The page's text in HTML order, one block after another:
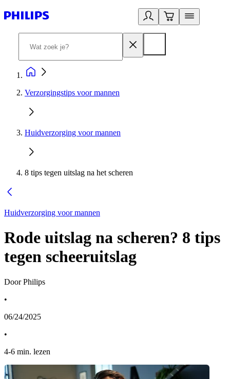
Verzorgingstips voor mannen
Huidverzorging voor mannen
8 tips tegen uitslag na het scheren
Huidverzorging voor mannen
Rode uitslag na scheren? 8 tips
tegen scheeruitslag
Door Philips
•
06/24/2025
•
4-6 min. lezen